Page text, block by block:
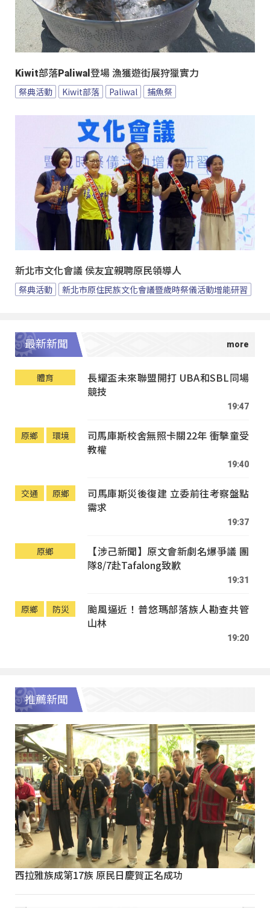
Kiwit部落Paliwal登場 漁獲遊街展狩獵實力
祭典活動 Kiwit部落 Paliwal 捕魚祭
新北市文化會議 侯友宜親聘原民領導人
祭典活動 新北市原住民族文化會議暨歲時祭儀活動增能研習
最新新聞
體育
長耀盃未來聯盟開打 UBA和SBL同場
競技
19:47
原鄉 環境
司馬庫斯校舍無照卡關22年 衝擊童受
教權
19:40
交通 原鄉
司馬庫斯災後復建 立委前往考察盤點
需求
19:37
原鄉
【涉己新聞】原文會新劇名爆爭議 團
隊8/7赴Tafalong致歉
19:31
原鄉 防災
颱風逼近！普悠瑪部落族人勘查共管
山林
19:20
推薦新聞
西拉雅族成第17族 原民日慶賀正名成功